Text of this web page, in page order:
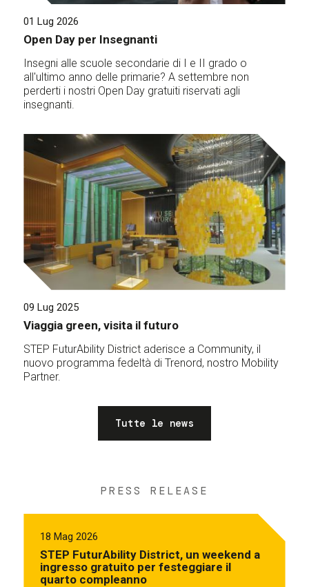
01 Lug 2026
Open Day per Insegnanti
Insegni alle scuole secondarie di I e II grado o
all'ultimo anno delle primarie? A settembre non
perderti i nostri Open Day gratuiti riservati agli
insegnanti.
09 Lug 2025
Viaggia green, visita il futuro
STEP FuturAbility District aderisce a Community, il
nuovo programma fedeltà di Trenord, nostro Mobility
Partner.
Tutte le news
PRESS RELEASE
18 Mag 2026
STEP FuturAbility District, un weekend a
ingresso gratuito per festeggiare il
quarto compleanno